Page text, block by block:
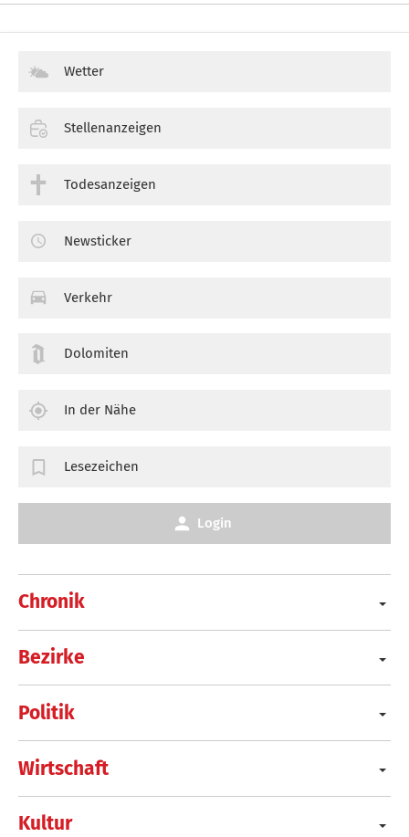
Chronik
Bezirke
Politik
Wirtschaft
Kultur
Wetter
Stellenanzeigen
Todesanzeigen
Newsticker
Verkehr
Dolomiten
In der Nähe
Lesezeichen
Login